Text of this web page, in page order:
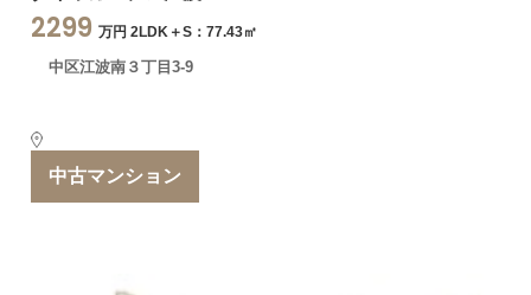
2299 万円 2LDK＋S：77.43㎡
中区江波南３丁目3-9
中古マンション